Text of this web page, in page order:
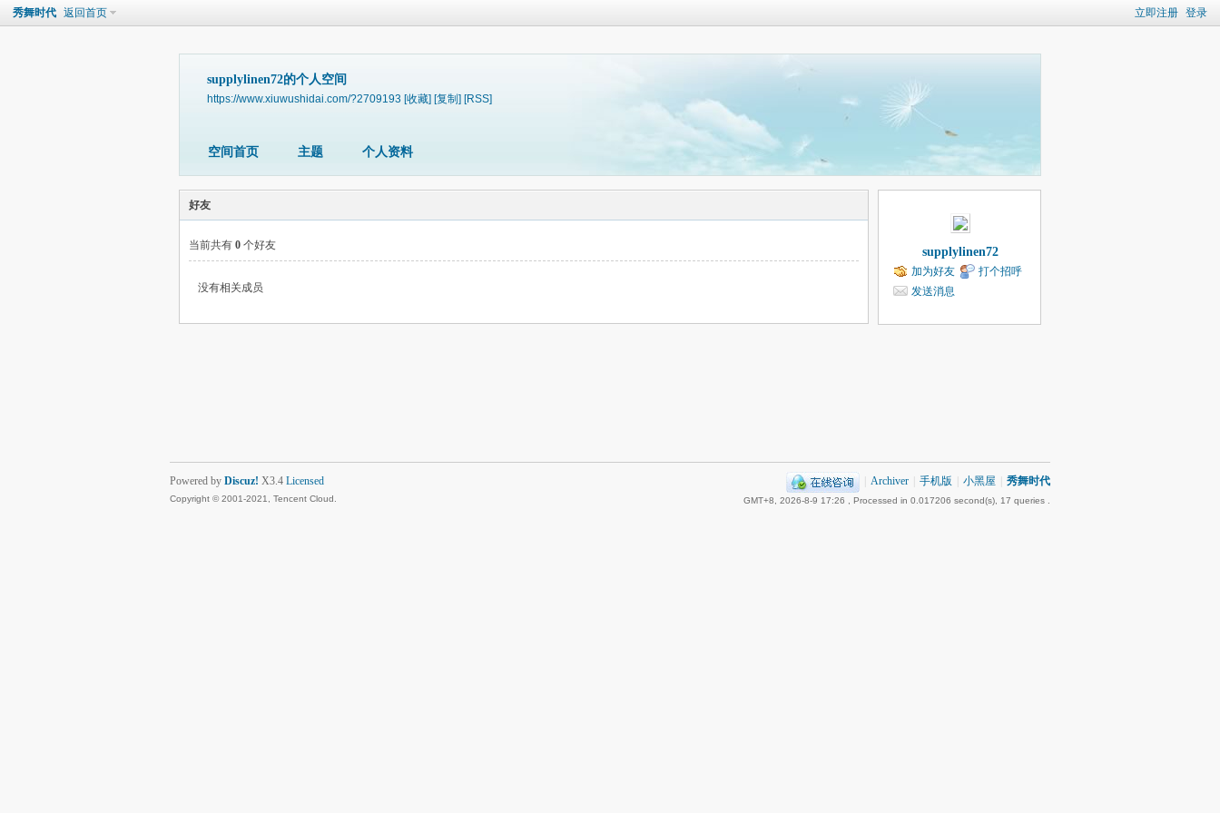
立即注册 登录
秀舞时代 返回首页
supplylinen72的个人空间
https://www.xiuwushidai.com/?2709193 [收藏] [复制] [RSS]
空间首页 主题 个人资料
好友
当前共有 0 个好友
没有相关成员
supplylinen72
加为好友
打个招呼
发送消息
Archiver 手机版 小黑屋 秀舞时代
GMT+8, 2026-8-9 17:26 , Processed in 0.017206 second(s), 17 queries .
Powered by Discuz! X3.4 Licensed
Copyright © 2001-2021, Tencent Cloud.